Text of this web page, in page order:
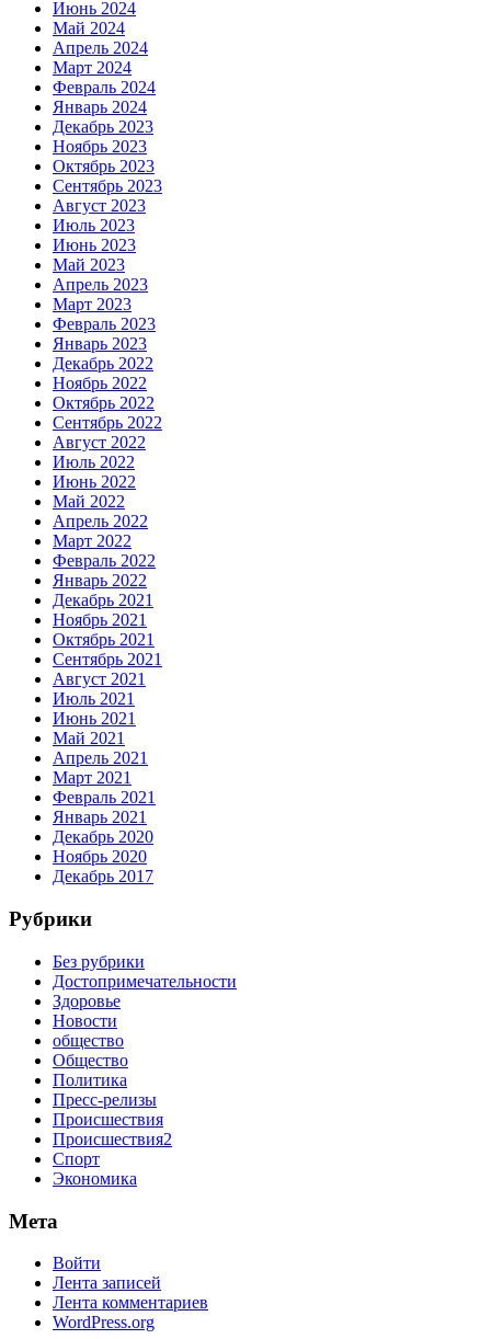
Июнь 2024
Май 2024
Апрель 2024
Март 2024
Февраль 2024
Январь 2024
Декабрь 2023
Ноябрь 2023
Октябрь 2023
Сентябрь 2023
Август 2023
Июль 2023
Июнь 2023
Май 2023
Апрель 2023
Март 2023
Февраль 2023
Январь 2023
Декабрь 2022
Ноябрь 2022
Октябрь 2022
Сентябрь 2022
Август 2022
Июль 2022
Июнь 2022
Май 2022
Апрель 2022
Март 2022
Февраль 2022
Январь 2022
Декабрь 2021
Ноябрь 2021
Октябрь 2021
Сентябрь 2021
Август 2021
Июль 2021
Июнь 2021
Май 2021
Апрель 2021
Март 2021
Февраль 2021
Январь 2021
Декабрь 2020
Ноябрь 2020
Декабрь 2017
Рубрики
Без рубрики
Достопримечательности
Здоровье
Новости
общество
Общество
Политика
Пресс-релизы
Происшествия
Происшествия2
Спорт
Экономика
Мета
Войти
Лента записей
Лента комментариев
WordPress.org